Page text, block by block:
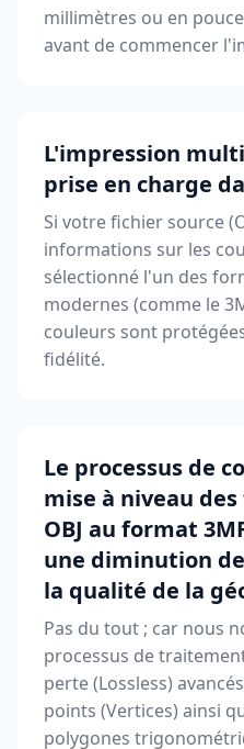
millimètres ou en
avant de commencer
L'impression
prise en charge
Si votre fichier source
informations sur les
sélectionné l'un des
modernes (comme le
couleurs sont
fidélité.
Le processus de
mise à niveau
OBJ au format
une diminution
la qualité de la
Pas du tout ; car nous
processus de
perte (Lossless)
points (Vertices) ainsi
polygones